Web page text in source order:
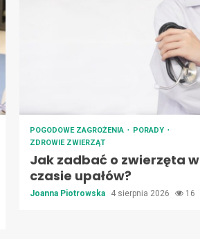
POGODOWE ZAGROŻENIA
PORADY
ZDROWIE ZWIERZĄT
Jak zadbać o zwierzęta w
czasie upałów?
Joanna Piotrowska 4 sierpnia 2026 16